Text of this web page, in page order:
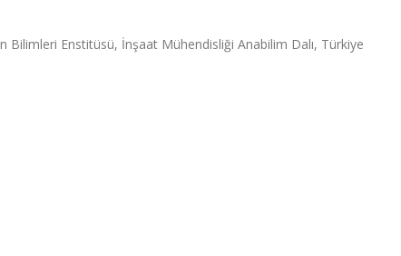
Bilimleri Enstitüsü, İnşaat Mühendisliği Anabilim Dalı, Türkiye